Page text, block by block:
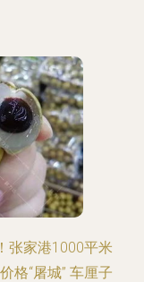
张家港1000平米
格“屠城” 车厘子